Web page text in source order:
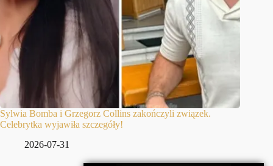
Sylwia Bomba i Grzegorz Collins zakończyli związek.
Celebrytka wyjawiła szczegóły!
2026-07-31